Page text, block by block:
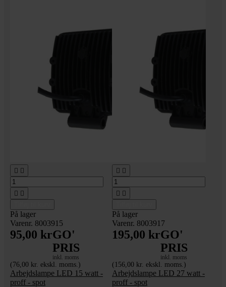
 
 
På lager
Varenr. 8003915
95,00 krGO'
PRIS
inkl. moms
(76,00 kr. ekskl. moms.)
Arbejdslampe LED 15 watt -
proff - spot
 
 
På lager
Varenr. 8003917
195,00 krGO'
PRIS
inkl. moms
(156,00 kr. ekskl. moms.)
Arbejdslampe LED 27 watt -
proff - spot